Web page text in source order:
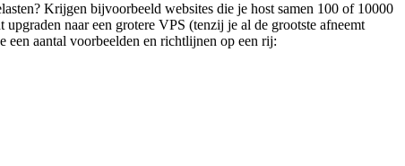
Krijgen bijvoorbeeld websites die je host samen 100 of 10000
naar een grotere VPS (tenzij je al de grootste afneemt
een aantal voorbeelden en richtlijnen op een rij: